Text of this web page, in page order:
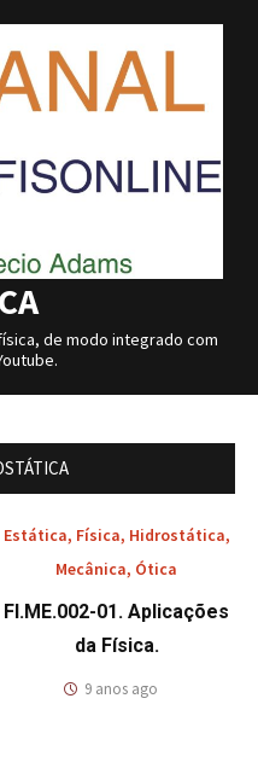
de modo integrado com
Estática, Física, Hidrostática,
Mecânica, Ótica
FI.ME.002-01. Aplicações
da Física.
9 anos ago